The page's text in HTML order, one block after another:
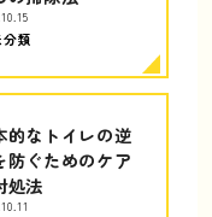
分類
的なトイレの逆
防ぐためのケア
処法